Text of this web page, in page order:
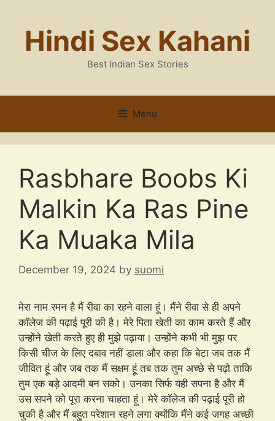
contentHindi Sex Kahani
Best Indian Sex Stories
Menu
Rasbhare Boobs Ki
Malkin Ka Ras Pine
Ka Muaka Mila
December 19, 2024 by suomi
मेरा नाम रमन है मैं रीवा का रहने वाला हूं। मैंने रीवा से ही अपने
कॉलेज की पढ़ाई पूरी की है। मेरे पिता खेती का काम करते हैं और
उन्होंने खेती करते हुए ही मुझे पढ़ाया। उन्होंने कभी भी मुझ पर
किसी चीज के लिए दबाव नहीं डाला और कहा कि बेटा जब तक मैं
जीवित हूं और जब तक मैं सक्षम हूं तब तक तुम अच्छे से पढ़ो ताकि
तुम एक बड़े आदमी बन सको। उनका सिर्फ यही सपना है और मैं
उस सपने को पूरा करना चाहता हूं। मेरे कॉलेज की पढ़ाई पूरी हो
चुकी है और मैं बहुत परेशान रहने लगा क्योंकि मैंने कई जगह अच्छी